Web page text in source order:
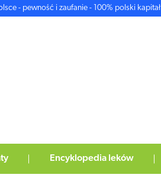
- pewność i zaufanie - 100% polski kapitał
Encyklopedia leków